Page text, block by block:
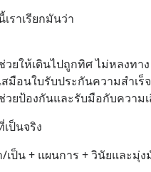
ราเรียกมันว่า
วยให้เดินไปถูกทิศ ไม่หลงทาง
สมือนใบรับประกันความสำเร็
วยป้องกันและรับมือกับความ
ป็นจริง
เป็น + แผนการ + วินัยและมุ่ง